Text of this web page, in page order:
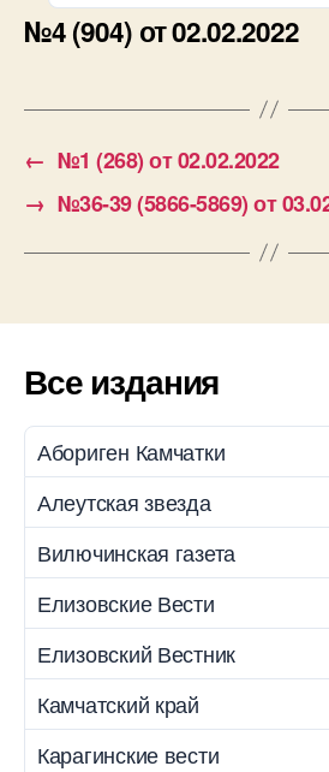
№4 (904) от 02.02.2022
← №1 (268) от 02.02.2022
→ №36-39 (5866-5869) от
Все издания
Абориген Камчатки
Алеутская звезда
Вилючинская газета
Елизовские Вести
Елизовский Вестник
Камчатский край
Карагинские вести